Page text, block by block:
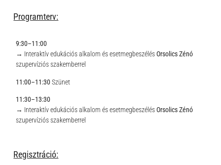
Programterv:
9:30–11:00
→ Interaktív edukációs alkalom és esetmegbeszélésOrsolics Zénó
szupervíziós szakemberrel
11:00–11:30Szünet
11:30–13:30
→ Interaktív edukációs alkalom és esetmegbeszélésOrsolics Zénó
szupervíziós szakemberrel
Regisztráció: